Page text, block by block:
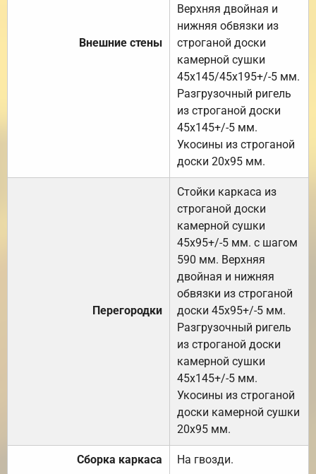
Внешние стены
Верхняя двойная и
нижняя обвязки из
строганой доски
камерной сушки
45х145/45х195+/-5 мм.
Разгрузочный ригель
из строганой доски
45х145+/-5 мм.
Укосины из строганой
доски 20х95 мм.
Перегородки
Стойки каркаса из
строганой доски
камерной сушки
45х95+/-5 мм. с шагом
590 мм. Верхняя
двойная и нижняя
обвязки из строганой
доски 45х95+/-5 мм.
Разгрузочный ригель
из строганой доски
камерной сушки
45х145+/-5 мм.
Укосины из строганой
доски камерной сушки
20х95 мм.
Сборка каркаса На гвозди.